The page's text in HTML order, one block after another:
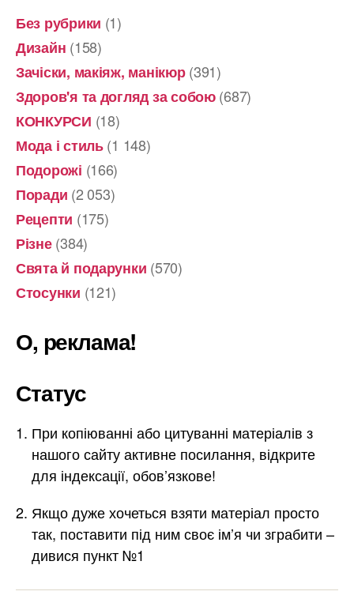
Без рубрики (1)
Дизайн (158)
Зачіски, макіяж, манікюр(391)
Здоров'я та догляд за собою(687)
КОНКУРСИ (18)
Мода і стиль(1 148)
Подорожі (166)
Поради (2 053)
Рецепти (175)
Різне(384)
Свята й подарунки (570)
Стосунки (121)
О, реклама!
Статус
При копіюванні або цитуванні матеріалів з
нашого сайту активне посилання, відкрите
для індексації, обов’язкове!
Якщо дуже хочеться взяти матеріал просто
так, поставити під ним своє ім’я чи зграбити –
дивися пункт №1